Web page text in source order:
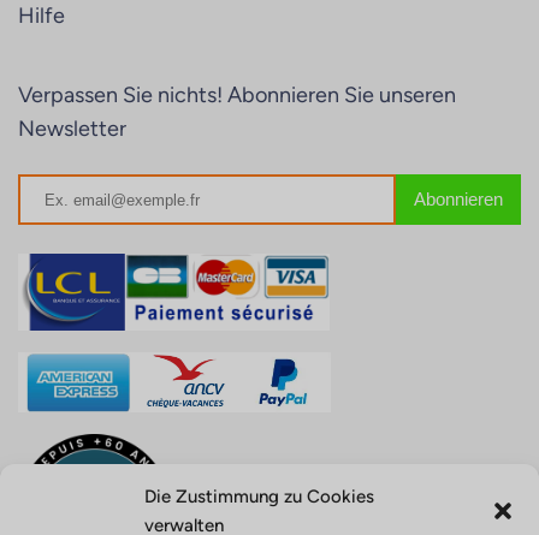
Die Zustimmung zu Cookies
verwalten
Hilfe
Verpassen Sie nichts! Abonnieren Sie unseren
Newsletter